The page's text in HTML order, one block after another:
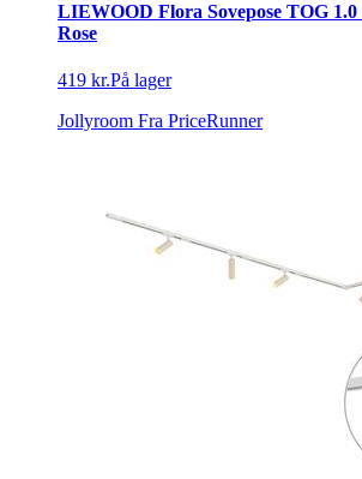
LIEWOOD Flora Sovepose TOG 1.0
Rose
419 kr.På lager
Jollyroom Fra PriceRunner